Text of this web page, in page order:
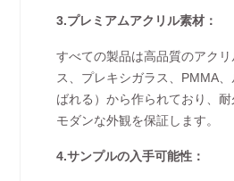
3.プレミアムアクリル素材：
すべての製品は高品質のアク
ス、プレキシガラス、PMMA
ばれる）から作られており、
モダンな外観を保証します。
4.サンプルの入手可能性：